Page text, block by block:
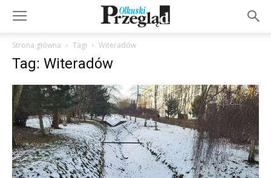
Strona główna Tagi Witeradów
Tag: Witeradów